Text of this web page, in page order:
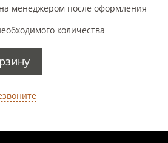
менеджером после оформления
количества